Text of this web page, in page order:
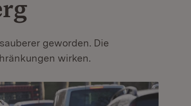
geworden. Die
wirken.